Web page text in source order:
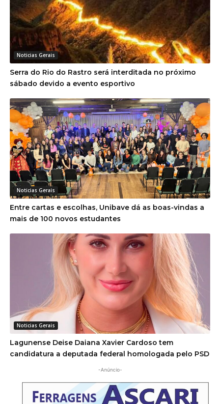
Noticias Gerais
Serra do Rio do Rastro será interditada no próximo
sábado devido a evento esportivo
Noticias Gerais
Entre cartas e escolhas, Unibave dá as boas-vindas a
mais de 100 novos estudantes
Noticias Gerais
Lagunense Deise Daiana Xavier Cardoso tem
candidatura a deputada federal homologada pelo PSD
-Anúncio-